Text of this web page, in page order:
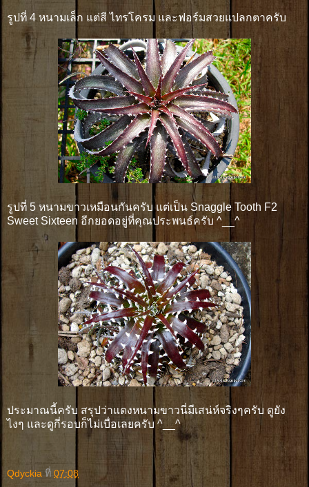
รูปที่ 4 หนามเล็ก แต่สี ไทรโครม และฟอร์มสวยแปลกตาครับ
รูปที่ 5 หนามขาวเหมือนกันครับ แต่เป็น Snaggle Tooth F2
Sweet Sixteen อีกยอดอยู่ที่คุณประพนธ์ครับ ^__^
ประมาณนี้ครับ สรุปว่าแดงหนามขาวนี่มีเสน่ห์จริงๆครับ ดูยัง
ไงๆ และดูกี่รอบก็ไม่เบื่อเลยครับ ^__^
Qdyckia ที่ 07:08